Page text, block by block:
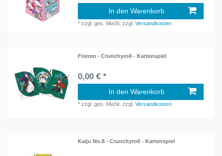
In den Warenkorb
*zzgl. ges. MwSt. zzgl.Versandkosten
Frieren - Crunchyroll - Kartenspiel
0,00 € *
In den Warenkorb
*zzgl. ges. MwSt. zzgl.Versandkosten
Kaiju No.8 - Crunchyroll - Kartenspiel